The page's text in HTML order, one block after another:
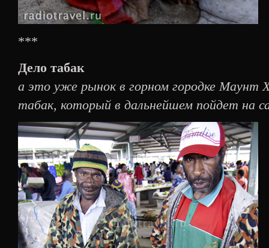
***
Дело табак
а это уже рынок в горном городке Маунт
табак, который в дальнейшем пойдет на